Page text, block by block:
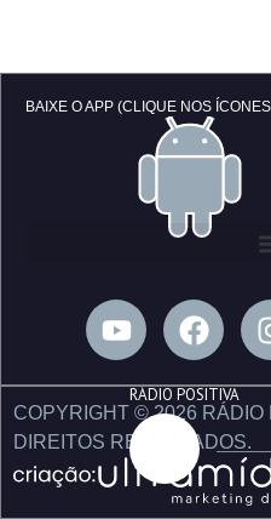
BAIXE O APP (CLIQUE NOS
Y
o
t
u
b
e
F
a
e
b
o
o
COPYRIGHT © 2026 RÁDIO
DIREITOS RESERVADOS.
RÁDIO POSITIVA